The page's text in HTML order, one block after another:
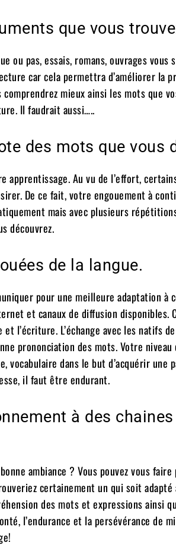
que vous
ou pas, essais, romans, ouvrages vous
car cela permettra d’améliorer la
mieux ainsi les mots que
Il faudrait aussi…..
des mots que vous
Au vu de l’effort,
De ce fait, votre engouement à
mais avec plusieurs
découvrez.
de la langue.
pour une meilleure adaptation à
et canaux de diffusion disponibles.
l’écriture. L’échange avec les natifs
prononciation des mots. Votre niveau
vocabulaire dans le but d’acquérir une
il faut être endurant.
à des
ambiance ? Vous pouvez vous
certainement un qui soit adapté
des mots et expressions ainsi
l’endurance et la persévérance de